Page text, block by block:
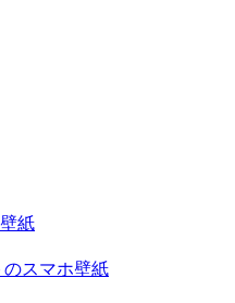
紙
のスマホ壁紙